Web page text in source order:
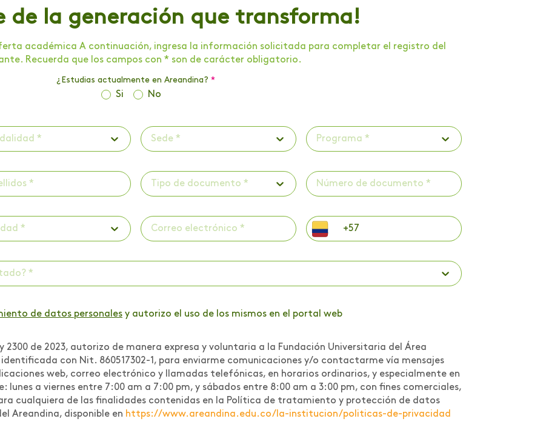
de la generación que transforma!
académica A continuación, ingresa la información solicitada para completar el registro del
Recuerda que los campos con * son de carácter obligatorio.
¿Estudias actualmente en Areandina? *
Si No
* Sede * Programa *
Tipo de documento *
*
*
de datos personales y autorizo el uso de los mismos en el portal web
de 2023, autorizo de manera expresa y voluntaria a la Fundación Universitaria del Área
con Nit. 860517302-1, para enviarme comunicaciones y/o contactarme vía mensajes
web, correo electrónico y llamadas telefónicas, en horarios ordinarios, y especialmente en
lunes a viernes entre 7:00 am a 7:00 pm, y sábados entre 8:00 am a 3:00 pm, con fines comerciales,
cualquiera de las finalidades contenidas en la Política de tratamiento y protección de datos
Areandina, disponible en https://www.areandina.edu.co/la-institucion/politicas-de-privacidad